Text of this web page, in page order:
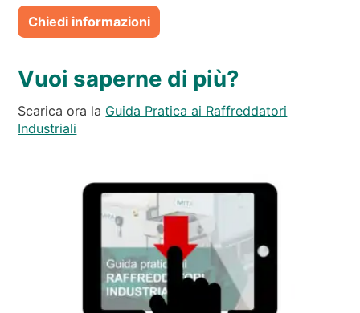
Chiedi informazioni
Vuoi saperne di più?
Scarica ora la Guida Pratica ai Raffreddatori
Industriali